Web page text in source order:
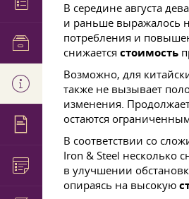
В середине августа
и раньше выражалось
потребления и
снижается стоимость
Возможно, для
также не вызывает
изменения.
остаются
В соответствии со
Iron & Steel несколько
в улучшении
опираясь на высокую